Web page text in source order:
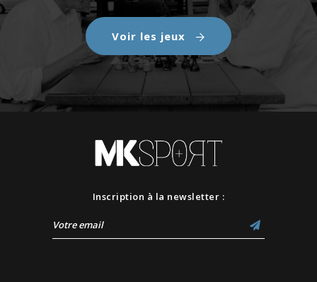
Voir les jeux
Inscription à la newsletter :